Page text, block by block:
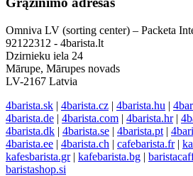
Omniva LV (sorting center) – Packeta
92122312 - 4barista.lt
Dzirnieku iela 24
Mārupe, Mārupes novads
LV-2167 Latvia
4barista.sk | 4barista.cz | 4barista.hu |
4barista.de | 4barista.com | 4barista.hr|
4barista.dk | 4barista.se | 4barista.pt |
4barista.ee | 4barista.ch | cafebarista.fr|
kafesbarista.gr| kafebarista.bg |
baristashop.si